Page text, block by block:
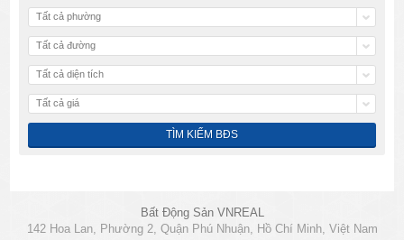
Tất cả phường
Tất cả đường
Tất cả diện tích
Tất cả giá
Bất Động Sản VNREAL
142 Hoa Lan, Phường 2, Quận Phú Nhuận, Hồ Chí Minh, Việt Nam